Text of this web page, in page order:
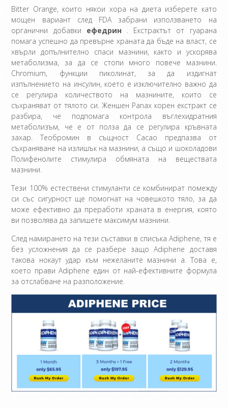
Bitter Orange, които някои хора на диета изберете като
мощен вариант след FDA забрани използването на
органични добавки ефедрин. Екстрактът от гуарана
помага успешно да превърне храната да бъде на власт, се
хвърли допълнително спаси мазнини, както и ускорява
метаболизма, за да се стопи много повече мазнини.
Chromium, функции пиколинат, за да издигнат
изпълнението на инсулин, което е изключително важно да
се регулира количеството на мазнините, които се
съхраняват от тялото си. Женшен Panax корен екстракт се
разбира, че подпомага контрола въглехидратния
метаболизъм, че е от полза да се регулира кръвната
захар. Теобромин в същност Cacao предпазва от
съхраняване на излишък на мазнини, а също и шоколадови
Полифенолите стимулира обмяната на веществата
мазнини.
Тези 100% естествени стимуланти се комбинират помежду
си със сигурност ще помогнат на човешкото тяло, за да
може ефективно да преработи храната в енергия, която
ви позволява да запишете максимум мазнини.
След намирането на тези съставки в списъка Adiphene, тя е
без усложнения да се разбере защо Adiphene доставя
такова нокаут удар към нежеланите мазнини а. Това е,
което прави Adiphene един от най-ефективните формула
за отслабване на разположение.